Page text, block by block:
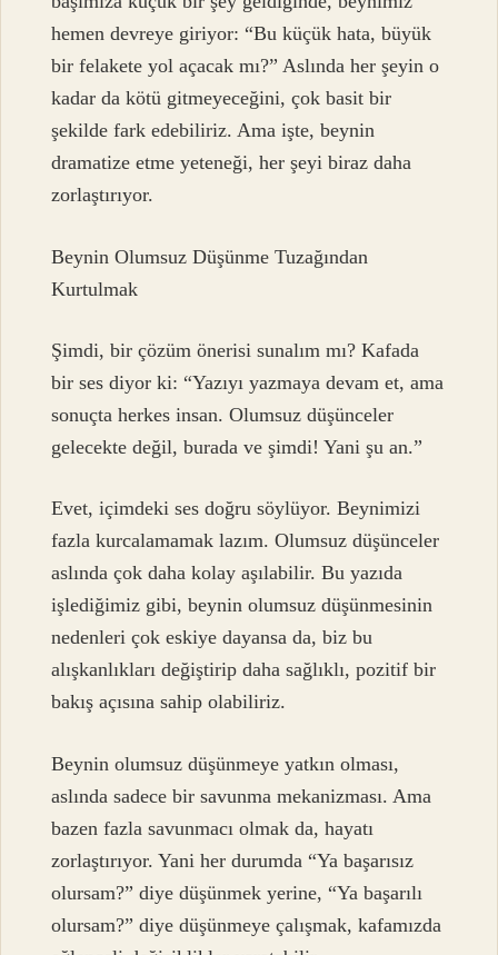
hemen devreye giriyor: “Bu küçük hata, büyük
bir felakete yol açacak mı?” Aslında her şeyin o
kadar da kötü gitmeyeceğini, çok basit bir
şekilde fark edebiliriz. Ama işte, beynin
dramatize etme yeteneği, her şeyi biraz daha
zorlaştırıyor.
Beynin Olumsuz Düşünme Tuzağından
Kurtulmak
Şimdi, bir çözüm önerisi sunalım mı? Kafada
bir ses diyor ki: “Yazıyı yazmaya devam et, ama
sonuçta herkes insan. Olumsuz düşünceler
gelecekte değil, burada ve şimdi! Yani şu an.”
Evet, içimdeki ses doğru söylüyor. Beynimizi
fazla kurcalamamak lazım. Olumsuz düşünceler
aslında çok daha kolay aşılabilir. Bu yazıda
işlediğimiz gibi, beynin olumsuz düşünmesinin
nedenleri çok eskiye dayansa da, biz bu
alışkanlıkları değiştirip daha sağlıklı, pozitif bir
bakış açısına sahip olabiliriz.
Beynin olumsuz düşünmeye yatkın olması,
aslında sadece bir savunma mekanizması. Ama
bazen fazla savunmacı olmak da, hayatı
zorlaştırıyor. Yani her durumda “Ya başarısız
olursam?” diye düşünmek yerine, “Ya başarılı
olursam?” diye düşünmeye çalışmak, kafamızda